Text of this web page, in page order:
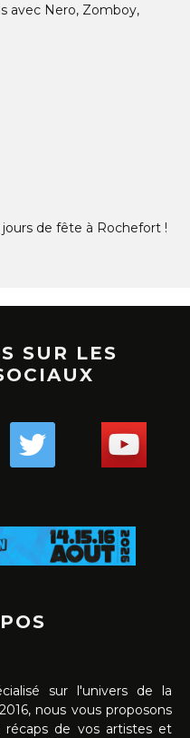
avec Nero, Zomboy,
de fête à Rochefort !
SUR LES
sur l'univers de la
nous vous proposons
récaps de vos artistes et